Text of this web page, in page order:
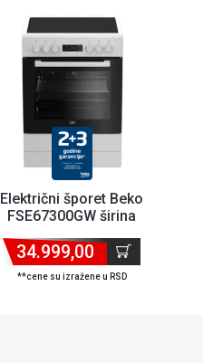
Električni šporet Beko
FSE67300GW širina
34.999,00
**cene su izražene u RSD